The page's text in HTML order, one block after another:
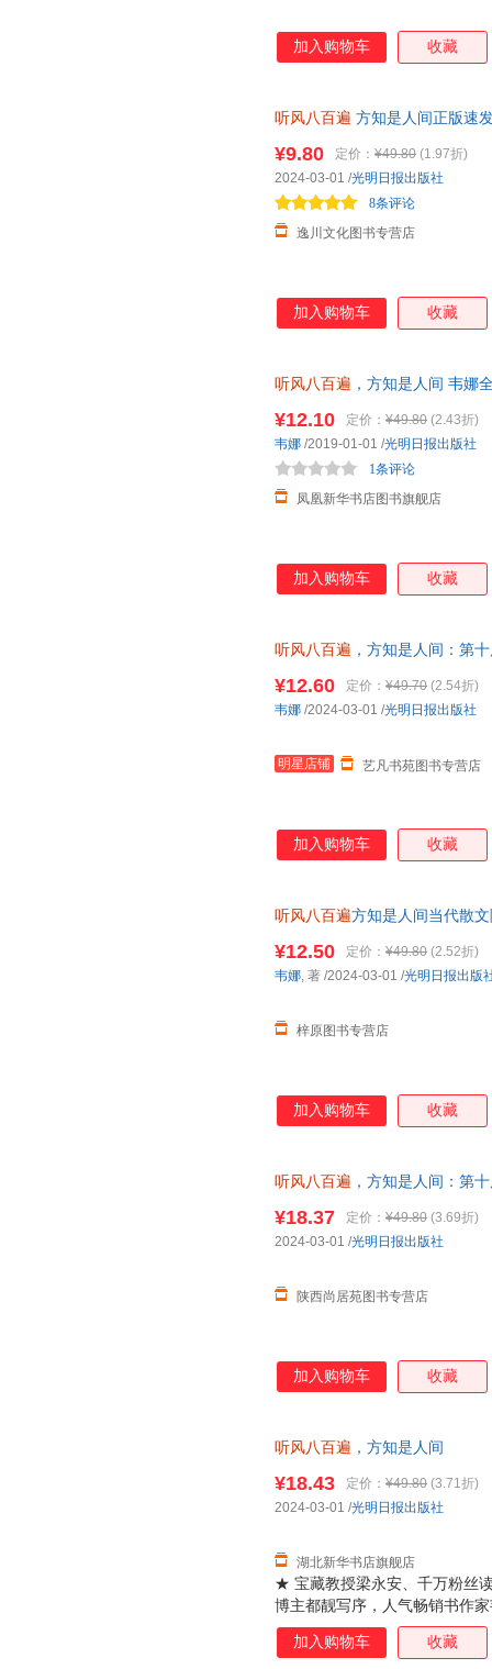
加入购物车 收藏
听风八百遍 方知是人间正版速
¥9.80 定价： ¥49.80 (1.97折)
逸川文化图书专营店
8条评论
2024-03-01 /光明日报出版社
加入购物车 收藏
听风八百遍 ，方知是人间 韦娜
¥12.10 定价： ¥49.80 (2.43折)
凤凰新华书店图书旗舰店
1条评论
韦娜 /2019-01-01 /光明日报出版社
加入购物车 收藏
听风八百遍 ，方知是人间：第
¥12.60 定价： ¥49.70 (2.54折)
明星店铺 艺凡书苑图书专营店
韦娜 /2024-03-01 /光明日报出版社
加入购物车 收藏
听风八百遍方知是人间当代散
¥12.50 定价： ¥49.80 (2.52折)
梓原图书专营店
韦娜, 著 /2024-03-01 /光明日报出版
加入购物车 收藏
听风八百遍 ，方知是人间：第
¥18.37 定价： ¥49.80 (3.69折)
陕西尚居苑图书专营店
2024-03-01 /光明日报出版社
加入购物车 收藏
听风八百遍 ，方知是人间
★ 宝藏教授梁永安、千万粉丝
博主都靓写序，人气畅销书作
人间！ ★人民日报《民生周刊
真实， 治愈。关乎成长，关乎
¥18.43 定价： ¥49.80 (3.71折)
湖北新华书店旗舰店
2024-03-01 /光明日报出版社
加入购物车 收藏